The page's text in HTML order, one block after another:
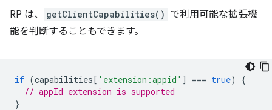
RP は、 getClientCapabilities() で利用可能な拡張機
能を判断することもできます。
if (capabilities[ 'extension:appid' ] === true)
{
// appId extension is supported
}